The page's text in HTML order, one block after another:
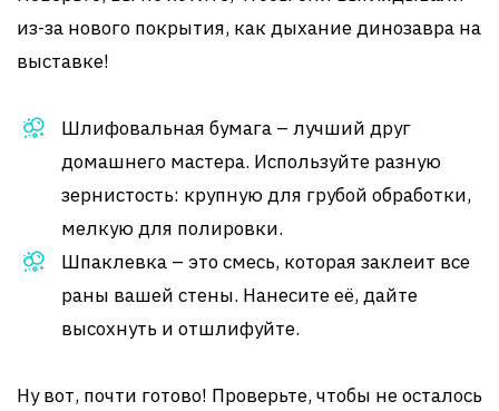
из-за нового покрытия, как дыхание динозавра на
выставке!
Шлифовальная бумага – лучший друг
домашнего мастера. Используйте разную
зернистость: крупную для грубой обработки,
мелкую для полировки.
Шпаклевка – это смесь, которая заклеит все
раны вашей стены. Нанесите её, дайте
высохнуть и отшлифуйте.
Ну вот, почти готово! Проверьте, чтобы не осталось